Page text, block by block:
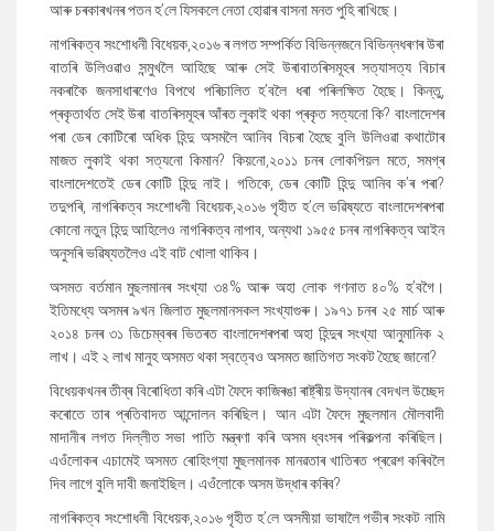
আৰু চৰকাৰখনৰ পতন হ’লে যিসকলে নেতা হোৱাৰ বাসনা মনত পুহি ৰাখিছে।
নাগৰিকত্ব সংশোধনী বিধেয়ক,২০১৬ ৰ লগত সম্পৰ্কিত বিভিন্নজনে বিভিন্নধৰণৰ উৰা
বাতৰি উলিওৱাও সন্মুখলৈ আহিছে আৰু সেই উৰাবাতৰিসমূহৰ সত্যাসত্য বিচাৰ
নকৰাকৈ জনসাধাৰণেও বিপথে পৰিচালিত হ’বলৈ ধৰা পৰিলক্ষিত হৈছে। কিন্তু,
প্ৰকৃতাৰ্থত সেই উৰা বাতৰিসমূহৰ আঁৰত লুকাই থকা প্ৰকৃত সত্যনো কি? বাংলাদেশৰ
পৰা ডেৰ কোটিৰো অধিক হিন্দু অসমলৈ আনিব বিচৰা হৈছে বুলি উলিওৱা কথাটোৰ
মাজত লুকাই থকা সত্যনো কিমান? কিয়নো,২০১১ চনৰ লোকপিয়ল মতে, সমগ্ৰ
বাংলাদেশতেই ডেৰ কোটি হিন্দু নাই। গতিকে, ডেৰ কোটি হিন্দু আনিব ক’ৰ পৰা?
তদুপৰি, নাগৰিকত্ব সংশোধনী বিধেয়ক,২০১৬ গৃহীত হ’লে ভৱিষ্যতে বাংলাদেশৰপৰা
কোনো নতুন হিন্দু আহিলেও নাগৰিকত্ব নাপাব, অন্যথা ১৯৫৫ চনৰ নাগৰিকত্ব আইন
অনুসৰি ভৱিষ্যতলৈও এই বাট খোলা থাকিব।
অসমত বৰ্তমান মুছলমানৰ সংখ্যা ৩৪% আৰু অহা লোক গণনাত ৪০% হ’বগৈ।
ইতিমধ্যে অসমৰ ৯খন জিলাত মুছলমানসকল সংখ্যাগুৰু। ১৯৭১ চনৰ ২৫ মাৰ্চ আৰু
২০১৪ চনৰ ৩১ ডিচেম্বৰৰ ভিতৰত বাংলাদেশৰপৰা অহা হিন্দুৰ সংখ্যা আনুমানিক ২
লাখ। এই ২ লাখ মানুহ অসমত থকা স্বত্বেও অসমত জাতিগত সংকট হৈছে জানো?
বিধেয়কখনৰ তীব্ৰ বিৰোধিতা কৰি এটা ফৈদে কাজিৰঙা ৰাষ্ট্ৰীয় উদ্যানৰ বেদখল উচ্ছেদ
কৰোতে তাৰ প্ৰতিবাদত আন্দোলন কৰিছিল। আন এটা ফৈদে মুছলমান মৌলবাদী
মাদানীৰ লগত দিল্লীত সভা পাতি মন্ত্ৰণা কৰি অসম ধ্বংসৰ পৰিকল্পনা কৰিছিল।
এওঁলোকৰ এচামেই অসমত ৰোহিংগ্যা মুছলমানক মানৱতাৰ খাতিৰত প্ৰৱেশ কৰিবলৈ
দিব লাগে বুলি দাবী জনাইছিল। এওঁলোকে অসম উদ্ধাৰ কৰিব?
নাগৰিকত্ব সংশোধনী বিধেয়ক,২০১৬ গৃহীত হ’লে অসমীয়া ভাষালৈ গভীৰ সংকট নামি